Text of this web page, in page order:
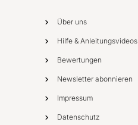
Über uns
Hilfe & Anleitungsvideos
Bewertungen
Newsletter abonnieren
Impressum
Datenschutz